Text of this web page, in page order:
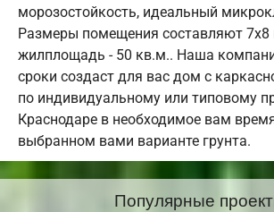
морозостойкость, идеальный
Размеры помещения составляют
жилплощадь - 50 кв.м.. Наша
сроки создаст для вас дом с
по индивидуальному или типовому
Краснодаре в необходимое вам
выбранном вами варианте грунта.
Популярные